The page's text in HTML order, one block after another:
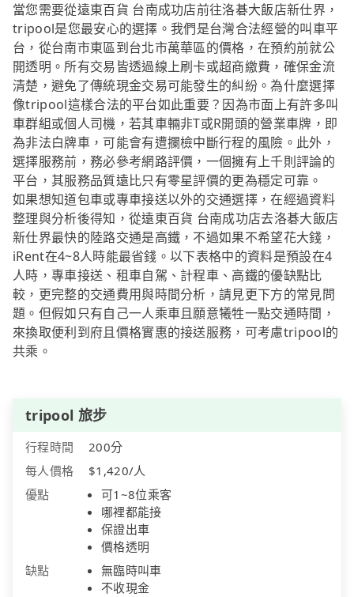
當您需要從遠東百貨 台南成功店前往洛碁大飯店新仕界，
tripool是您最安心的選擇。我們是台灣合法經營的叫車平
台，從台南市東區到台北市萬華區的價格，在預約前就公
開透明。所有交易皆透過線上刷卡或超商繳費，確保金流
清楚，避免了傳統現金交易可能發生的糾紛。為什麼選擇
像tripool這樣合法的平台如此重要？因為市面上有許多叫
車群組或個人司機，若其車輛非T或R開頭的營業車牌，即
為非法白牌車，可能會有遭攔檢中斷行程的風險。此外，
選擇服務前，務必參考網路評價，一個擁有上千則評論的
平台，其服務品質遠比只有零星評價的更為穩定可靠。
如果想知道包車或專車接送以外的交通選擇，在經過資料
整理與分析後得知，從遠東百貨 台南成功店去洛碁大飯店
新仕界最快的陸路交通是高鐵，不過如果不希望花大錢，
iRent在4~8人時能最省錢。以下表格中的資料是預設在4
人時，專車接送、租車自駕、計程車、高鐵的優缺點比
較，更完整的交通費用與時間分析，請見更下方的常見問
題。但假如只有自己一人乘車且願意犧牲一點交通時間，
來換取便利到府且價格實惠的接送服務，可考慮tripool的
共乘。
tripool 旅步
行程時間
200分
每人價格
$1,420/人
優點
可1~8位乘客
哪裡都能接
保證出車
價格透明
缺點
無臨時叫車
不收現金